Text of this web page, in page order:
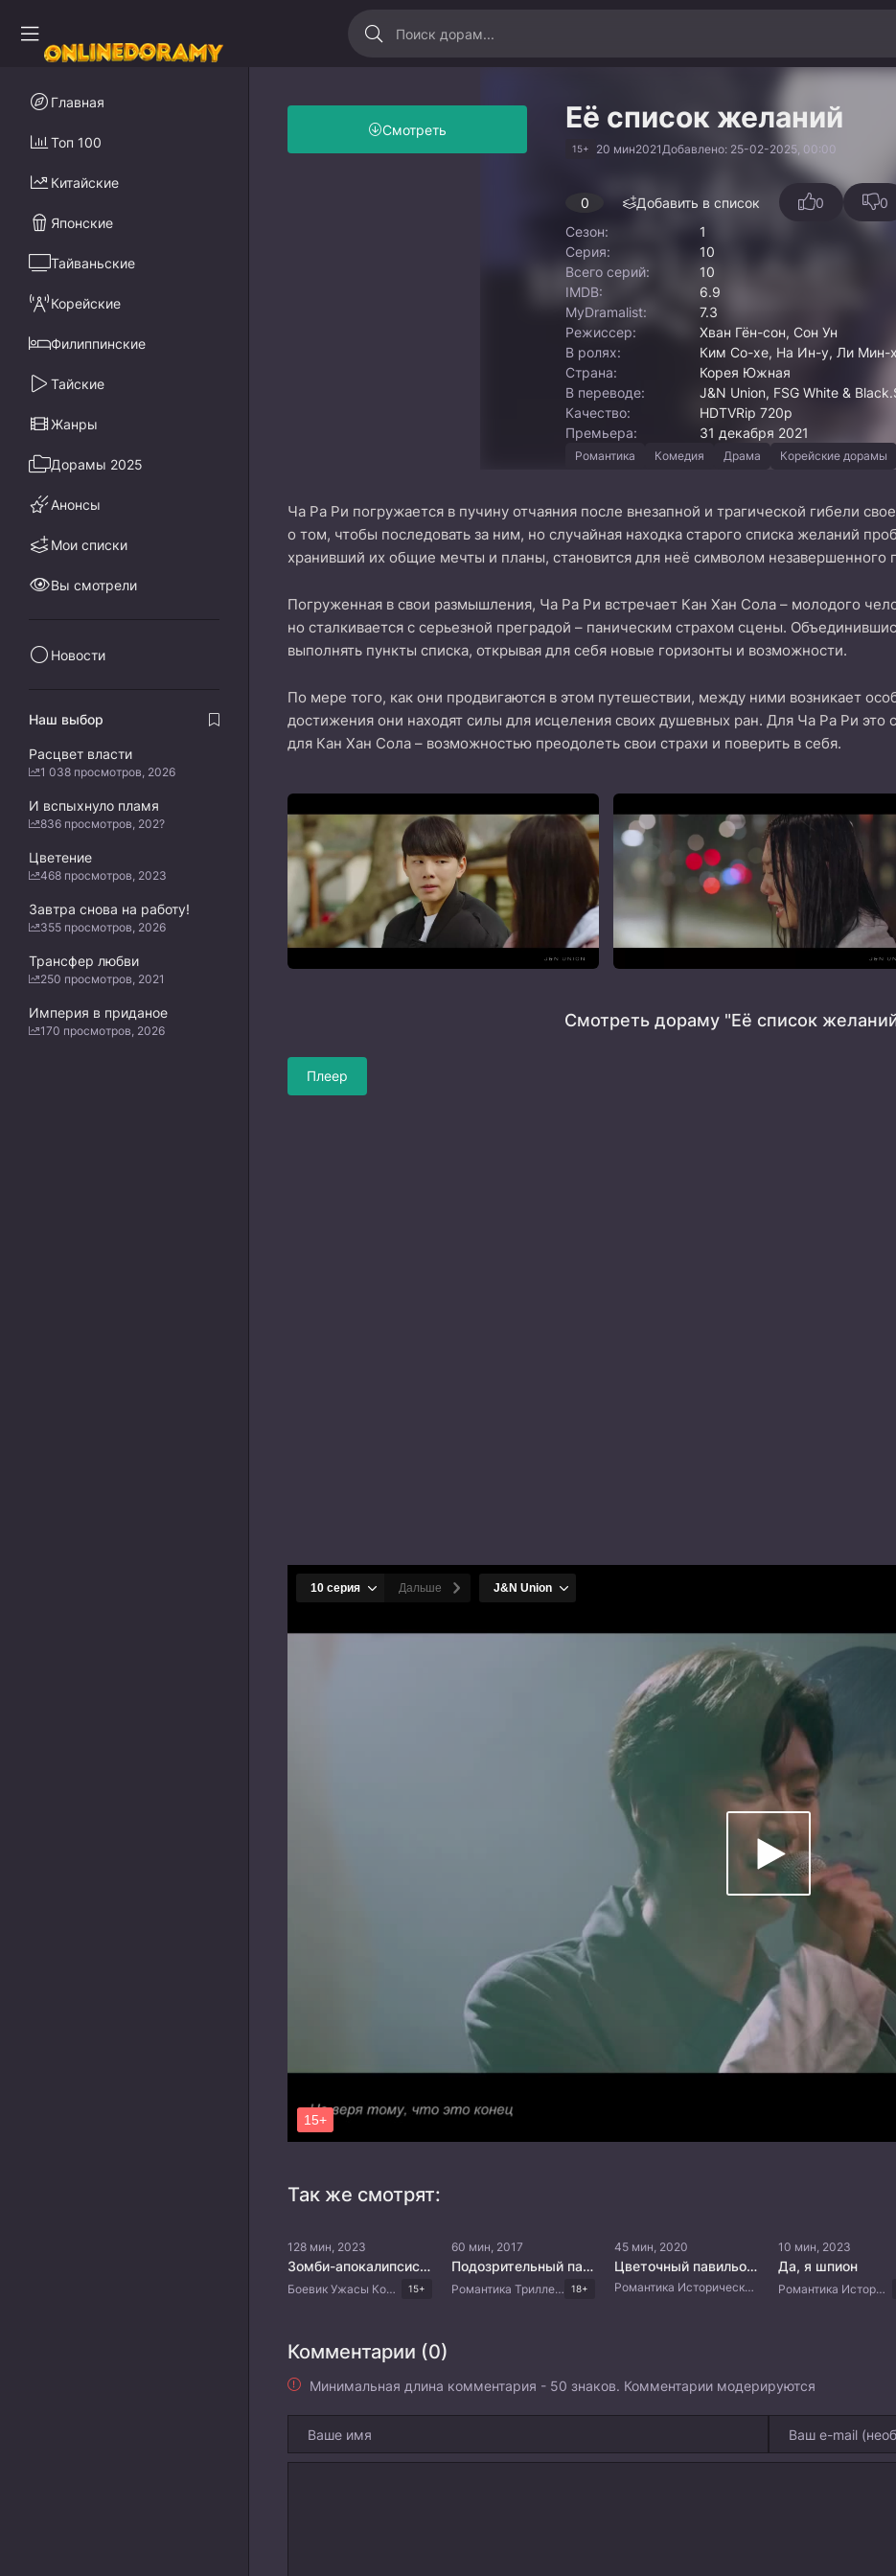
Её список желаний
15+ 20 мин2021 Добавлено: 25-02-2025, 00:00
Смотреть
0 Добавить в список 0 0
Сезон:
1
Серия:
10
Всего серий:
10
IMDB:
6.9
MyDramalist:
7.3
Режиссер:
Хван Гён-сон, Сон Ун
В ролях:
Ким Со-хе, На Ин-у, Ли Мин-
Страна:
Корея Южная
В переводе:
J&N Union, FSG White &
Качество:
HDTVRip 720p
Премьера:
31 декабря 2021
Романтика Комедия Драма Корейские дорамы
Ча Ра Ри погружается в пучину отчаяния после внезапной и трагической гибели
о том, чтобы последовать за ним, но случайная находка старого списка желаний
хранивший их общие мечты и планы, становится для неё символом незавершенного
Погруженная в свои размышления, Ча Ра Ри встречает Кан Хан Сола – молодого
но сталкивается с серьезной преградой – паническим страхом сцены.
выполнять пункты списка, открывая для себя новые горизонты и возможности.
По мере того, как они продвигаются в этом путешествии, между ними возникает
достижения они находят силы для исцеления своих душевных ран. Для Ча Ра Ри это
для Кан Хан Сола – возможностью преодолеть свои страхи и поверить в себя.
Смотреть дораму "Её список
Плеер
Так же смотрят:
128 мин, 2023
Зомби-апокалипсис и список из 100 дел, что я выполню перед смертью
Боевик Ужасы Комедия Японские дорамы 15+
60 мин, 2017
Подозрительный партнёр
Романтика Триллер Комедия Корейские дорамы 18+
45 мин, 2020
Цветочный павильон Жуи
Романтика Исторический Мистика Китайские дорамы
10 мин, 2023
Да, я шпион
Романтика Исторический Мистика Комедия Китайские дорамы
Комментарии (0)
Минимальная длина комментария - 50 знаков. Комментарии модерируются
Главная
Топ 100
Китайские
Японские
Тайваньские
Корейские
Филиппинские
Тайские
Жанры
Дорамы 2025
Анонсы
Мои списки
Вы смотрели
Новости
Наш выбор
Расцвет власти
1 038 просмотров, 2026
И вспыхнуло пламя
836 просмотров, 202?
Цветение
468 просмотров, 2023
Завтра снова на работу!
355 просмотров, 2026
Трансфер любви
250 просмотров, 2021
Империя в приданое
170 просмотров, 2026